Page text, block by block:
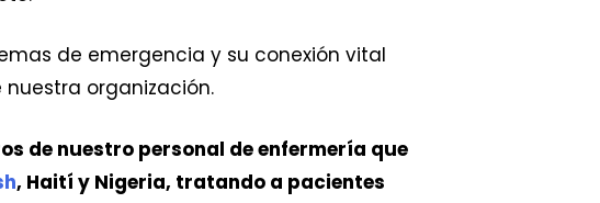
de emergencia y su conexión vital
organización.
de nuestro personal de enfermería que
, Haití y Nigeria, tratando a pacientes